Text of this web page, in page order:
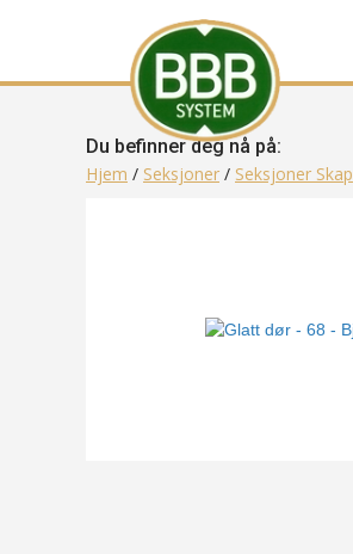
Du befinner deg nå på:
Hjem / Seksjoner / Seksjoner Skap